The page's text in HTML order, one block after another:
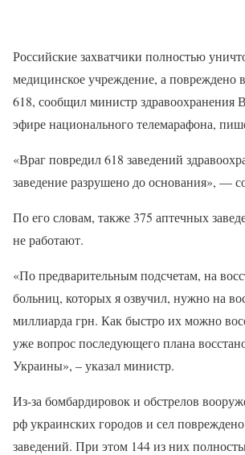
Российские захватчики полностью
медицинское учреждение, а повреждено
618, сообщил министр здравоохранения
эфире национального телемарафона,
«Враг повредил 618 заведений
заведение разрушено до основания», —
По его словам, также 375 аптечных
не работают.
«По предварительным подсчетам, на
больниц, которых я озвучил, нужно на
миллиарда грн. Как быстро их можно
уже вопрос последующего плана
Украины», – указал министр.
Из-за бомбардировок и обстрелов
рф украинских городов и сел
заведений. При этом 144 из них